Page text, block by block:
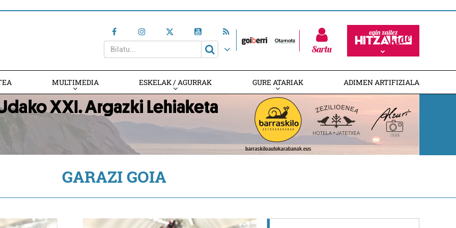
Sartu
MULTIMEDIA ESKELAK / AGURRAK GURE ATARIAK ADIMEN ARTIFIZIALA
GARAZI GOIA